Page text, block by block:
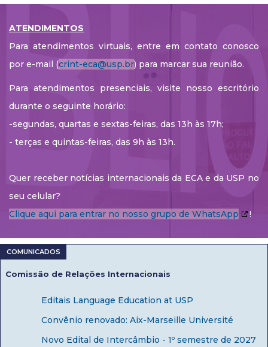
ATENDIMENTOS
Para atendimentos virtuais, entre em contato conosco
por e-mail (crint-eca@usp.br) para marcar sua reunião.
Para atendimentos presenciais, visite nosso escritório
durante o seguinte horário:
-segundas, quartas e sextas-feiras, das 13h às 17h;
- terças e quintas-feiras, das 9h às 13h.
Quer receber notícias internacionais da ECA e da USP no
seu celular?
Clique aqui para entrar no nosso grupo de WhatsApp
!
Comissão de Relações Internacionais
Editais Language Education at USP
Convênio renovado: Aix-Marseille Université
Novo Edital de Intercâmbio - 1º semestre de 2027